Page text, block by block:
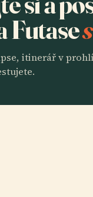
Futase
itinerář v